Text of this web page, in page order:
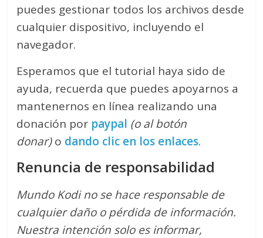
puedes gestionar todos los archivos desde
cualquier dispositivo, incluyendo el
navegador.
Esperamos que el tutorial haya sido de
ayuda, recuerda que puedes apoyarnos a
mantenernos en línea realizando una
donación por paypal (o al botón
donar)o dando clic en los enlaces.
Renuncia de responsabilidad
Mundo Kodi no se hace responsable de
cualquier daño o pérdida de información.
Nuestra intención solo es informar,